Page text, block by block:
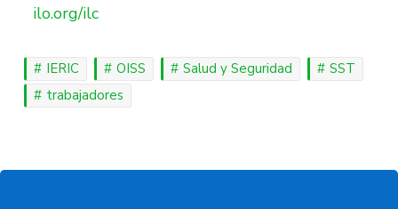
ilo.org/ilc
IERIC OISS Salud y Seguridad
SST
trabajadores